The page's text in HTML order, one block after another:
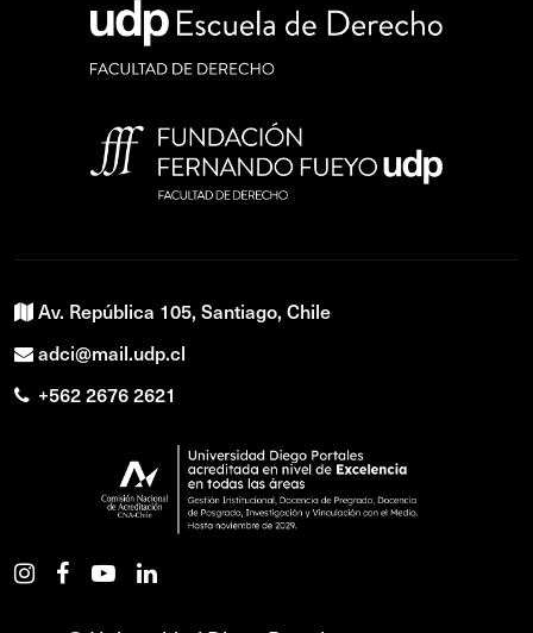
Av. República 105, Santiago, Chile
adci@mail.udp.cl
+562 2676 2621